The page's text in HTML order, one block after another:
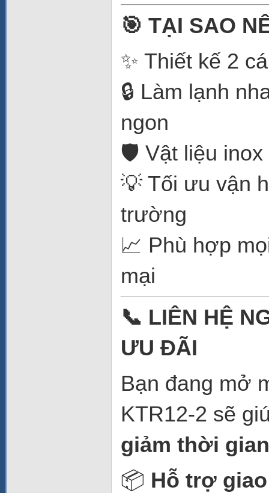
🎯 TẠI SAO
✨ Thiết kế 2
🔒 Làm lạnh
ngon
🛡️ Vật liệu inox
💡 Tối ưu vận
trường
📈 Phù hợp
mại
📞 LIÊN HỆ
ƯU ĐÃI
Bạn đang mở
KTR12-2 sẽ
giảm thời
📦 Hỗ trợ